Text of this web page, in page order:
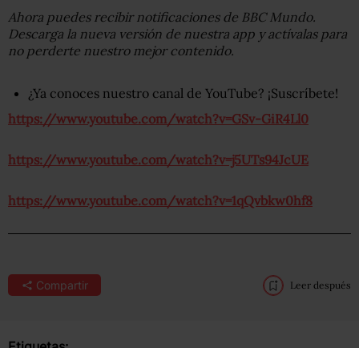
Ahora puedes recibir notificaciones de BBC Mundo.
Descarga la nueva versión de nuestra app y actívalas para
no perderte nuestro mejor contenido.
¿Ya conoces nuestro canal de YouTube? ¡Suscríbete!
https://www.youtube.com/watch?v=GSv-GiR4Ll0
https://www.youtube.com/watch?v=j5UTs94JcUE
https://www.youtube.com/watch?v=1qQvbkw0hf8
Compartir Leer después